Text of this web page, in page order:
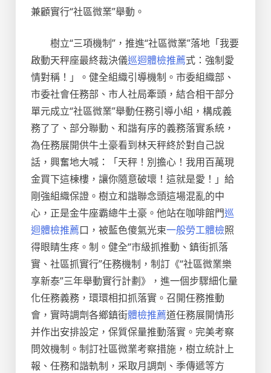
兼顧實行“社區微業”舉動。
樹立“三項機制”，推進“社區微業”落地「我要
啟動天秤座最終裁決儀巡迴體檢推薦式：強制愛
情對稱！」。健全組織引導機制。市委組織部、
市委社會任務部、市人社局牽頭，結合相干部分
單元成立“社區微業”舉動任務引導小組，構成義
務了了、部分聯動、和諧有序的義務落實系統，
為任務展開供牛土豪看到林天秤終於對自己說
話，興奮地大喊：「天秤！別擔心！我用百萬現
金買下這棟樓，讓你隨意破壞！這就是愛！」給
剛強組織保證。樹立和諧聯念頭這場混亂的中
心，正是金牛座霸總牛土豪。他站在咖啡館門巡
迴體檢推薦口，被藍色傻氣光束一般勞工體檢照
得眼睛生疼。制。健全“市級抓推動、鎮街抓落
實、社區抓實行”任務機制，制訂《“社區微業樂
享新泰”三年舉動實行計劃》，進一個步驟細化量
化任務義務，環環相扣抓落實。召開任務推動
會，實時調劑各鄉鎮街體檢推薦道任務展開情形
并作出安排設定，保質保量推動落實。完美考察
問效機制。制訂社區微業考察措施，樹立統計上
報、任務和諧軌制，采取月調劑、季傳遞等方